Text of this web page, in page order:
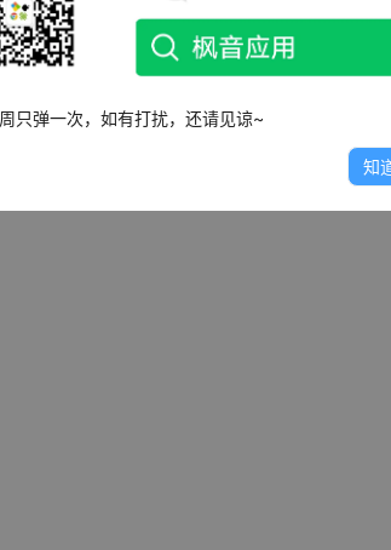
只弹一次，如有打扰，还请见谅~
知